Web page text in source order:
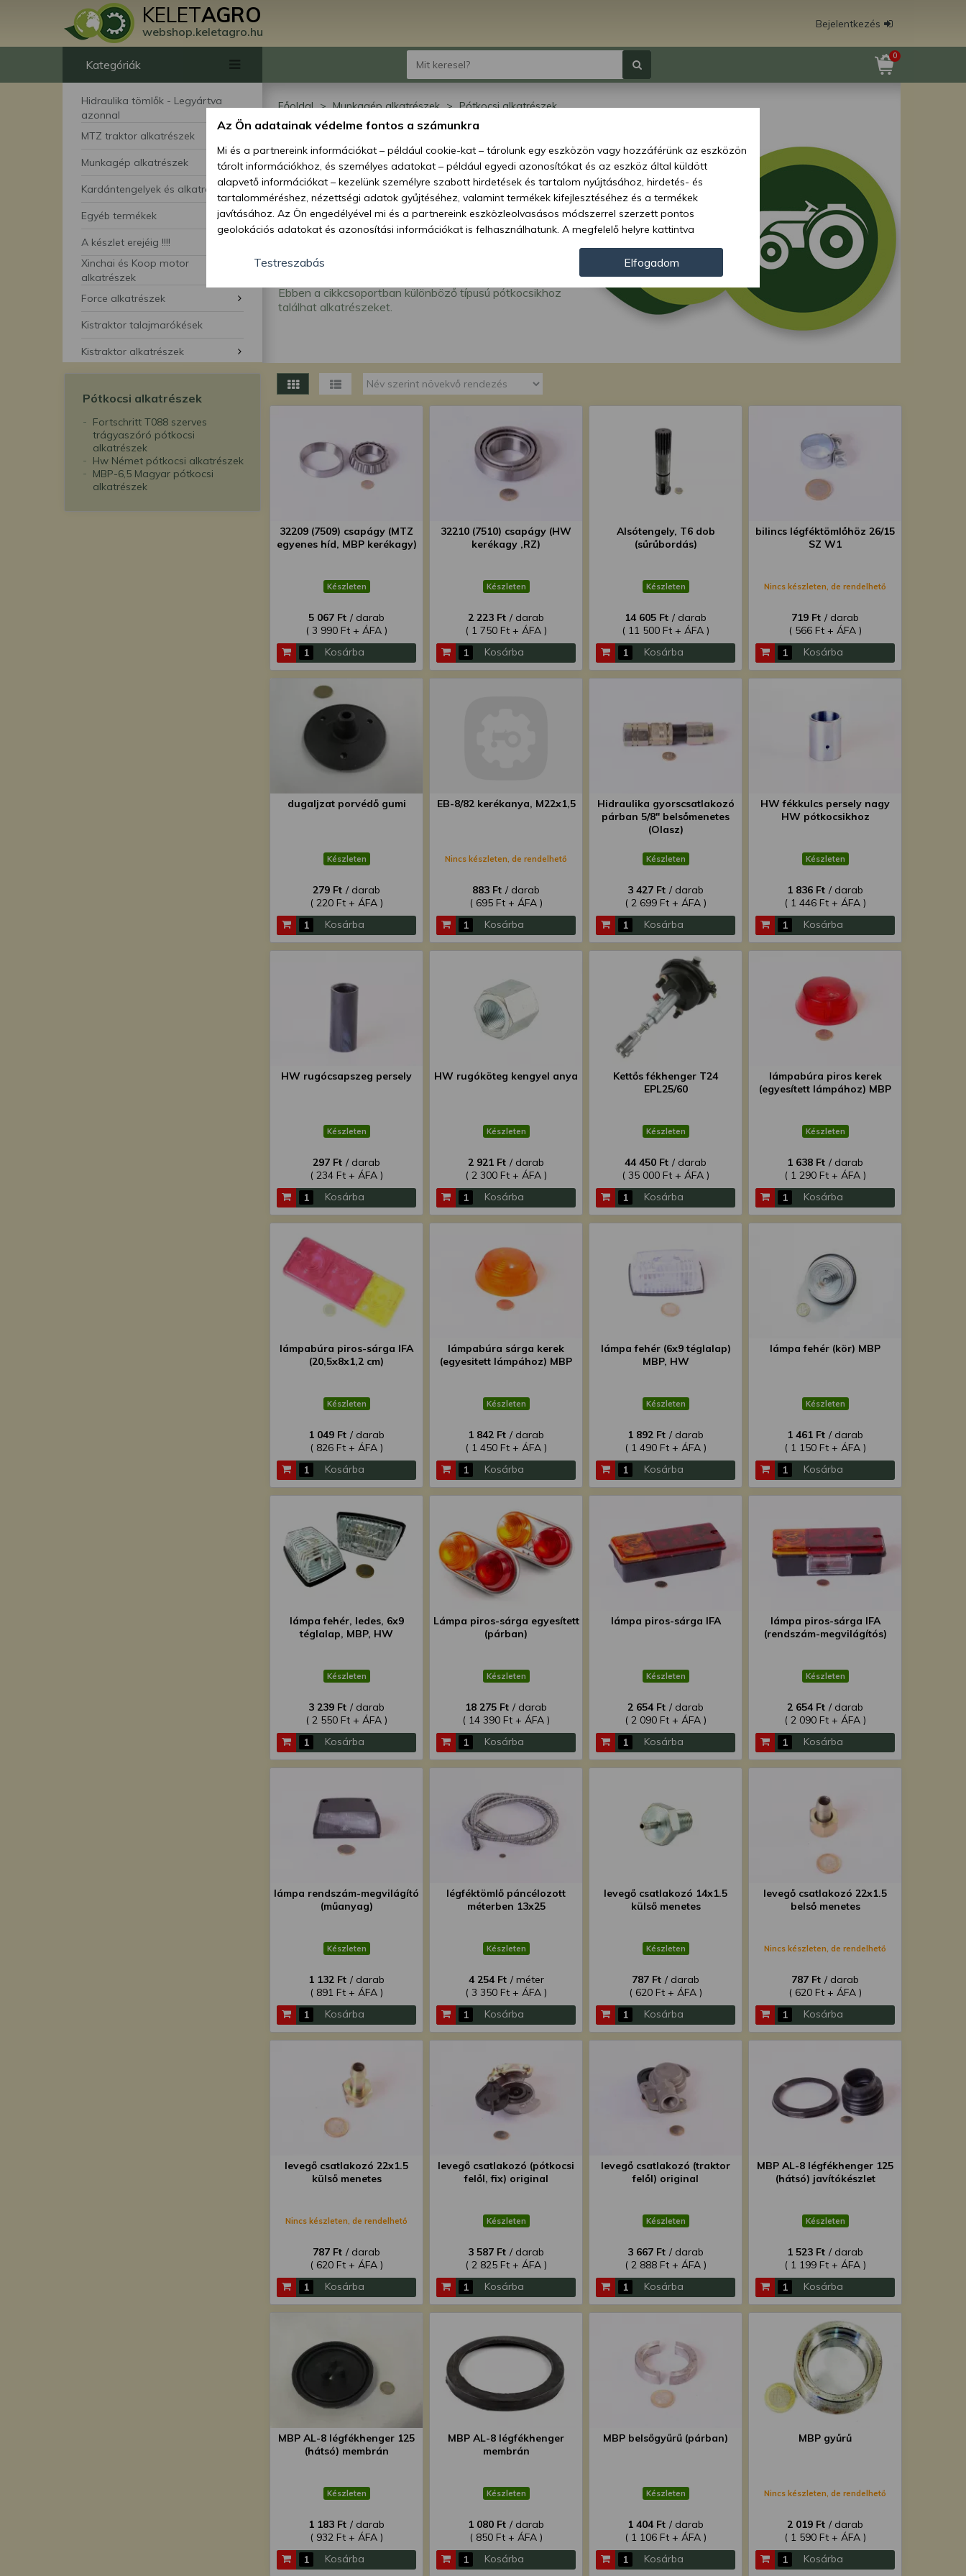
KELETAGRO
webshop.keletagro.hu
Bejelentkezés
Kategóriák
Hidraulika tömlők - Legyártva
azonnal
MTZ traktor alkatrészek
Munkagép alkatrészek
Kardántengelyek és alkatrészei
Egyéb termékek
A készlet erejéig !!!!
Xinchai és Koop motor
alkatrészek
Force alkatrészek
Kistraktor talajmarókések
Kistraktor alkatrészek
0
Főoldal Munkagép alkatrészek Pótkocsi alkatrészek
Pótkocsi alkatrészek
Ebben a cikkcsoportban különböző típusú pótkocsikhoz
találhat alkatrészeket.
Pótkocsi alkatrészek
Fortschritt T088 szerves
trágyaszóró pótkocsi
alkatrészek
Hw Német pótkocsi alkatrészek
MBP-6,5 Magyar pótkocsi
alkatrészek
32209 (7509) csapágy (MTZ
egyenes híd, MBP kerékagy)
Készleten
5 067 Ft / darab
( 3 990 Ft + ÁFA )
Kosárba
32210 (7510) csapágy (HW
kerékagy ,RZ)
Készleten
2 223 Ft / darab
( 1 750 Ft + ÁFA )
Kosárba
Alsótengely, T6 dob
(sűrűbordás)
Készleten
14 605 Ft / darab
( 11 500 Ft + ÁFA )
Kosárba
bilincs légféktömlőhöz 26/15
SZ W1
Nincs készleten, de rendelhető
719 Ft / darab
( 566 Ft + ÁFA )
Kosárba
dugaljzat porvédő gumi
Készleten
279 Ft / darab
( 220 Ft + ÁFA )
Kosárba
EB-8/82 kerékanya, M22x1,5
Nincs készleten, de rendelhető
883 Ft / darab
( 695 Ft + ÁFA )
Kosárba
Hidraulika gyorscsatlakozó
párban 5/8" belsőmenetes
(Olasz)
Készleten
3 427 Ft / darab
( 2 699 Ft + ÁFA )
Kosárba
HW fékkulcs persely nagy
HW pótkocsikhoz
Készleten
1 836 Ft / darab
( 1 446 Ft + ÁFA )
Kosárba
HW rugócsapszeg persely
Készleten
297 Ft / darab
( 234 Ft + ÁFA )
Kosárba
HW rugóköteg kengyel anya
Készleten
2 921 Ft / darab
( 2 300 Ft + ÁFA )
Kosárba
Kettős fékhenger T24
EPL25/60
Készleten
44 450 Ft / darab
( 35 000 Ft + ÁFA )
Kosárba
lámpabúra piros kerek
(egyesített lámpához) MBP
Készleten
1 638 Ft / darab
( 1 290 Ft + ÁFA )
Kosárba
lámpabúra piros-sárga IFA
(20,5x8x1,2 cm)
Készleten
1 049 Ft / darab
( 826 Ft + ÁFA )
Kosárba
lámpabúra sárga kerek
(egyesitett lámpához) MBP
Készleten
1 842 Ft / darab
( 1 450 Ft + ÁFA )
Kosárba
lámpa fehér (6x9 téglalap)
MBP, HW
Készleten
1 892 Ft / darab
( 1 490 Ft + ÁFA )
Kosárba
lámpa fehér (kör) MBP
Készleten
1 461 Ft / darab
( 1 150 Ft + ÁFA )
Kosárba
lámpa fehér, ledes, 6x9
téglalap, MBP, HW
Készleten
3 239 Ft / darab
( 2 550 Ft + ÁFA )
Kosárba
Lámpa piros-sárga egyesített
(párban)
Készleten
18 275 Ft / darab
( 14 390 Ft + ÁFA )
Kosárba
lámpa piros-sárga IFA
Készleten
2 654 Ft / darab
( 2 090 Ft + ÁFA )
Kosárba
lámpa piros-sárga IFA
(rendszám-megvilágítós)
Készleten
2 654 Ft / darab
( 2 090 Ft + ÁFA )
Kosárba
lámpa rendszám-megvilágító
(műanyag)
Készleten
1 132 Ft / darab
( 891 Ft + ÁFA )
Kosárba
légféktömlő páncélozott
méterben 13x25
Készleten
4 254 Ft / méter
( 3 350 Ft + ÁFA )
Kosárba
levegő csatlakozó 14x1.5
külső menetes
Készleten
787 Ft / darab
( 620 Ft + ÁFA )
Kosárba
levegő csatlakozó 22x1.5
belső menetes
Nincs készleten, de rendelhető
787 Ft / darab
( 620 Ft + ÁFA )
Kosárba
levegő csatlakozó 22x1.5
külső menetes
Nincs készleten, de rendelhető
787 Ft / darab
( 620 Ft + ÁFA )
Kosárba
levegő csatlakozó (pótkocsi
felől, fix) original
Készleten
3 587 Ft / darab
( 2 825 Ft + ÁFA )
Kosárba
levegő csatlakozó (traktor
felől) original
Készleten
3 667 Ft / darab
( 2 888 Ft + ÁFA )
Kosárba
MBP AL-8 légfékhenger 125
(hátsó) javítókészlet
Készleten
1 523 Ft / darab
( 1 199 Ft + ÁFA )
Kosárba
MBP AL-8 légfékhenger 125
(hátsó) membrán
Készleten
1 183 Ft / darab
( 932 Ft + ÁFA )
Kosárba
MBP AL-8 légfékhenger
membrán
Készleten
1 080 Ft / darab
( 850 Ft + ÁFA )
Kosárba
MBP belsőgyűrű (párban)
Készleten
1 404 Ft / darab
( 1 106 Ft + ÁFA )
Kosárba
MBP gyűrű
Nincs készleten, de rendelhető
2 019 Ft / darab
( 1 590 Ft + ÁFA )
Kosárba
Az Ön adatainak védelme fontos a számunkra
Mi és a partnereink információkat – például cookie-kat – tárolunk egy eszközön vagy hozzáférünk az eszközön
tárolt információkhoz, és személyes adatokat – például egyedi azonosítókat és az eszköz által küldött
alapvető információkat – kezelünk személyre szabott hirdetések és tartalom nyújtásához, hirdetés- és
tartalomméréshez, nézettségi adatok gyűjtéséhez, valamint termékek kifejlesztéséhez és a termékek
javításához. Az Ön engedélyével mi és a partnereink eszközleolvasásos módszerrel szerzett pontos
geolokációs adatokat és azonosítási információkat is felhasználhatunk. A megfelelő helyre kattintva
hozzájárulhat ahhoz, hogy mi és a partnereink a fent leírtak szerint adatkezelést végezzünk. Másik
lehetőségként a hozzájárulás megadása vagy elutasítása előtt részletesebb információkhoz juthat, és
megváltoztathatja beállításait. Felhívjuk figyelmét, hogy személyes adatainak bizonyos kezeléséhez nem
feltétlenül szükséges az Ön hozzájárulása, de jogában áll tiltakozni az ilyen jellegű adatkezelés ellen. A
beállításai csak erre a weboldalra érvényesek. Erre a webhelyre visszatérve vagy az adatvédelmi szabályzatunk
Testreszabás Elfogadom